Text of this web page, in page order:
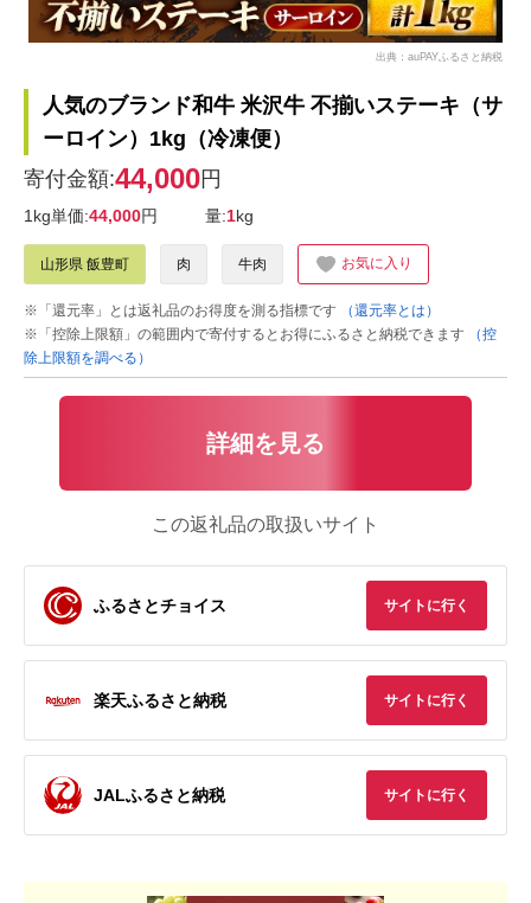
出典：auPAYふるさと納税
人気のブランド和牛 米沢牛 不揃いステーキ（サ
ーロイン）1kg（冷凍便）
寄付金額:44,000円
1kg単価:44,000円 量:1kg
山形県 飯豊町 肉 牛肉 お気に入り
※「還元率」とは返礼品のお得度を測る指標です
（還元率とは）
※「控除上限額」の範囲内で寄付するとお得にふるさと納税できます
（控
除上限額を調べる）
詳細を見る
この返礼品の取扱いサイト
ふるさとチョイス サイトに行く
楽天ふるさと納税 サイトに行く
JALふるさと納税 サイトに行く